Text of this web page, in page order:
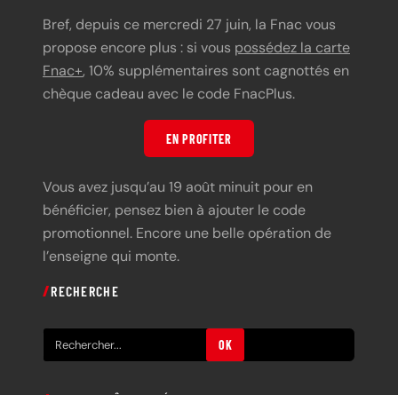
Bref, depuis ce mercredi 27 juin, la Fnac vous
propose encore plus : si vous possédez la carte
Fnac+, 10% supplémentaires sont cagnottés en
chèque cadeau avec le code FnacPlus.
EN PROFITER
Vous avez jusqu’au 19 août minuit pour en
bénéficier, pensez bien à ajouter le code
promotionnel. Encore une belle opération de
l’enseigne qui monte.
RECHERCHE
e
OK